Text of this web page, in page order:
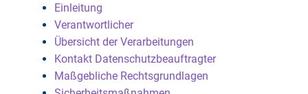
Einleitung
Verantwortlicher
Übersicht der Verarbeitungen
Kontakt Datenschutzbeauftragter
Maßgebliche Rechtsgrundlagen